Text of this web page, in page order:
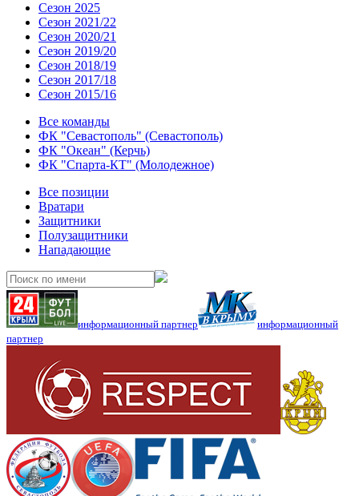
Сезон 2025
Сезон 2021/22
Сезон 2020/21
Сезон 2019/20
Сезон 2018/19
Сезон 2017/18
Сезон 2015/16
Все команды
ФК "Севастополь" (Севастополь)
ФК "Океан" (Керчь)
ФК "Спарта-КТ" (Молодежное)
Все позиции
Вратари
Защитники
Полузащитники
Нападающие
информационный партнер
информационный
партнер